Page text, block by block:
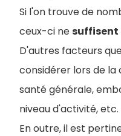
Si l'on trouve de
ceux-ci nesuffisent
D'autres facteurs
considérer lors de la
santé générale,
niveau d'activité, etc.
En outre, il est